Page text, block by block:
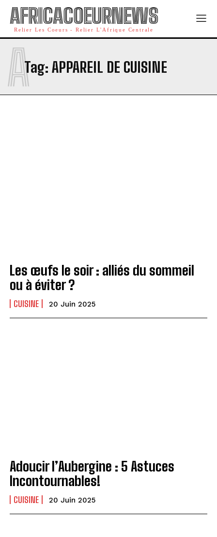
AFRICACOEURNEWS
Relier Les Coeurs - Relier L'Afrique Centrale
Tag: APPAREIL DE CUISINE
A
Les œufs le soir : alliés du sommeil
ou à éviter ?
CUISINE 20 Juin 2025
Adoucir l’Aubergine : 5 Astuces
Incontournables!
CUISINE 20 Juin 2025